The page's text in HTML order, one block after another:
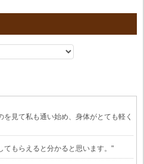
見て私も通い始め、 身体がとても軽く
てもらえると分かると思います。"